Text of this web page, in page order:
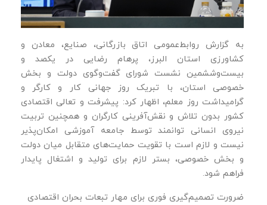
به گزارش روابط‌عمومی اتاق بازرگانی، صنایع، معادن و
کشاورزی استان البرز، پرهام رضایی در یکصد و
بیست‌وششمین نشست شورای گفت‌وگوی دولت و بخش
خصوصی استان، با تبریک روز جهانی کار و کارگر و
گرامیداشت روز معلم، اظهار کرد: پیشرفت و تعالی اقتصادی
کشور بدون تلاش و نقش‌آفرینی کارگران و همچنین تربیت
نیروی انسانی توانمند توسط جامعه آموزشی امکان‌پذیر
نیست و لازم است با تقویت حمایت‌های متقابل میان دولت
و بخش خصوصی، بستر لازم برای تولید و اشتغال پایدار
فراهم شود.
ضرورت تصمیم‌گیری فوری برای مهار تبعات بحران اقتصادی